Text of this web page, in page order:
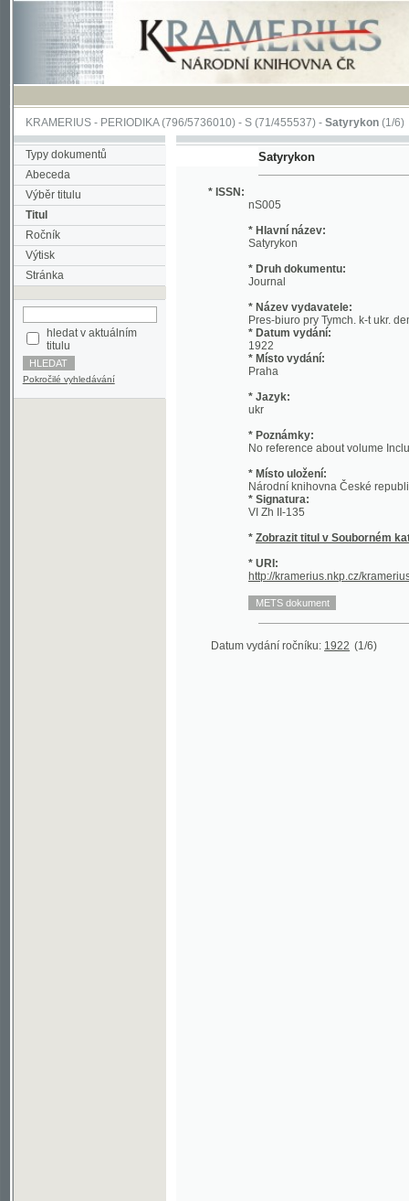
KRAMERIUS-PERIODIKA(796/5736010) -S(71/455537) -Satyrykon(1/6)
Typy dokumentů
Abeceda
Výběr titulu
Titul
Ročník
Výtisk
Stránka
hledat v aktuálním
Pokročilé vyhledávání
Satyrykon
nS005
* Hlavní název:
* Druh dokumentu:
* Název vydavatele:
* Datum vydání:
* Místo vydání:
* Jazyk:
* Poznámky:
No reference about volume Included:
* Místo uložení:
Národní knihovna České republiky -
* Signatura:
VI Zh II-135
Zobrazit titul v Souborném katalogu
* URI: